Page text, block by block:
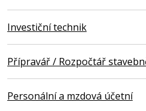
Investiční technik
Přípravář / Rozpočtář
Personální a mzdová účetní